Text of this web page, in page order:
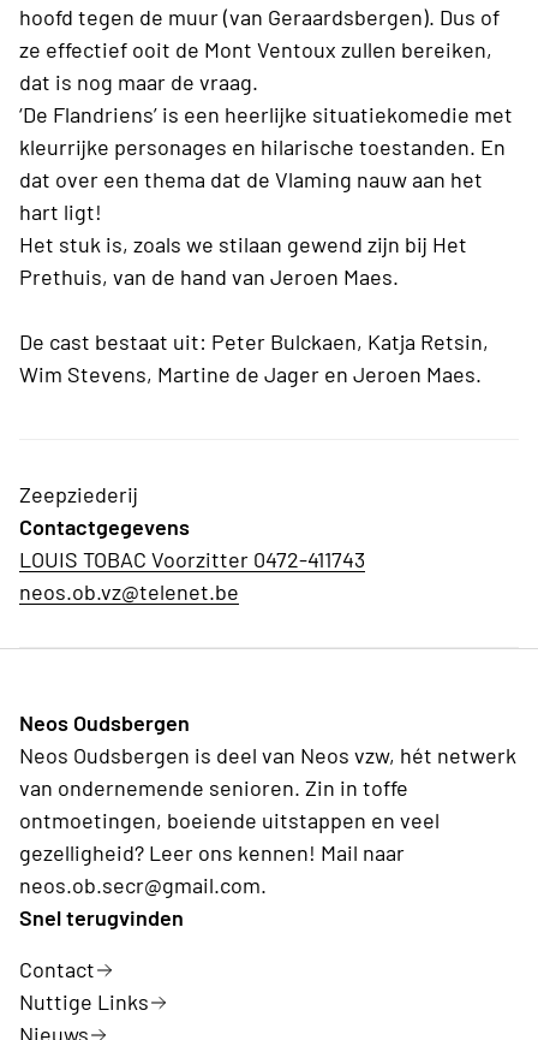
hoofd tegen de muur (van Geraardsbergen). Dus of
ze effectief ooit de Mont Ventoux zullen bereiken,
dat is nog maar de vraag.
‘De Flandriens’ is een heerlijke situatiekomedie met
kleurrijke personages en hilarische toestanden. En
dat over een thema dat de Vlaming nauw aan het
hart ligt!
Het stuk is, zoals we stilaan gewend zijn bij Het
Prethuis, van de hand van Jeroen Maes.
De cast bestaat uit: Peter Bulckaen, Katja Retsin,
Wim Stevens, Martine de Jager en Jeroen Maes.
Zeepziederij
Contactgegevens
LOUIS TOBAC Voorzitter 0472-411743
neos.ob.vz@telenet.be
Neos Oudsbergen
Neos Oudsbergen is deel van Neos vzw, hét netwerk
van ondernemende senioren. Zin in toffe
ontmoetingen, boeiende uitstappen en veel
gezelligheid? Leer ons kennen! Mail naar
neos.ob.secr@gmail.com.
Snel terugvinden
Contact
Nuttige Links
Nieuws